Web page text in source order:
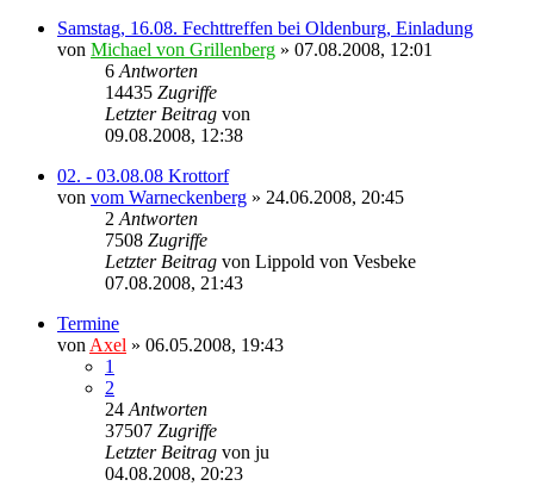
Samstag, 16.08. Fechttreffen bei Oldenburg, Einladung
von Michael von Grillenberg » 07.08.2008, 12:01
6Antworten
14435 Zugriffe
Letzter Beitrag von
09.08.2008, 12:38
02. - 03.08.08 Krottorf
von vom Warneckenberg » 24.06.2008, 20:45
2Antworten
7508 Zugriffe
Letzter Beitrag von Lippold von Vesbeke
07.08.2008, 21:43
Termine
vonAxel » 06.05.2008, 19:43
1
2
24Antworten
37507 Zugriffe
Letzter Beitrag von ju
04.08.2008, 20:23